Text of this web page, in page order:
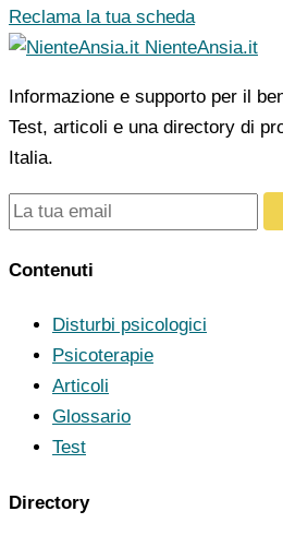
Reclama la tua scheda
NienteAnsia.it
Informazione e supporto per il
Test, articoli e una directory di
Italia.
Contenuti
Disturbi psicologici
Psicoterapie
Articoli
Glossario
Test
Directory